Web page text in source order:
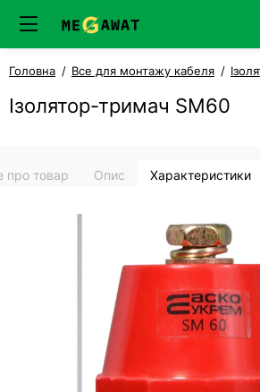
Головна Все для монтажу кабеля
Ізолятор-тримач SM60
про товар Опис Характеристики